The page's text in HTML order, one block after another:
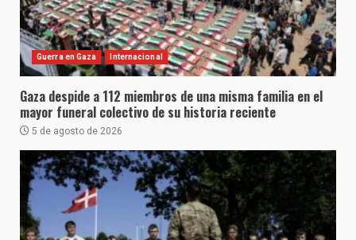
Guerra en Gaza Internacional
Gaza despide a 112 miembros de una misma familia en el
mayor funeral colectivo de su historia reciente
5 de agosto de 2026